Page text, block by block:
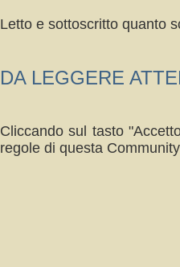
Letto e sottoscritto quanto
DA LEGGERE
Cliccando sul tasto
regole di questa